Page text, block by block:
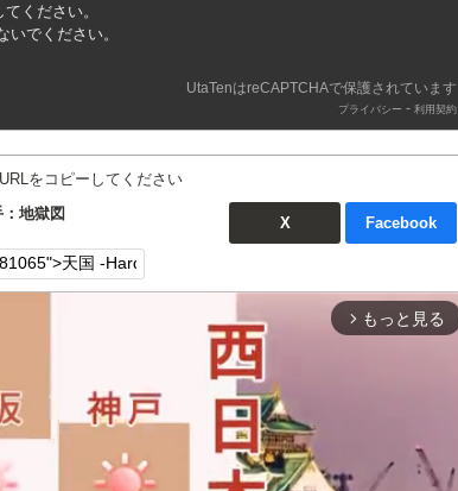
ください。
でください。
UtaTenはreCAPTCHAで保護されています
プライバシー - 利用契約
をコピーしてください
地獄図
X Facebook
arrow_forward_ios もっと見る